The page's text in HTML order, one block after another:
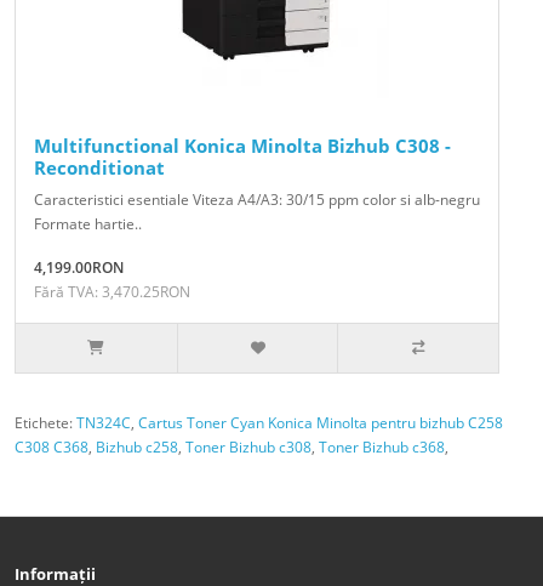
Multifunctional Konica Minolta Bizhub C308 -
Reconditionat
Caracteristici esentiale Viteza A4/A3: 30/15 ppm color si alb-negru
Formate hartie..
4,199.00RON
Fără TVA: 3,470.25RON
Etichete:TN324C, Cartus Toner Cyan Konica Minolta pentru bizhub C258
C308 C368, Bizhub c258, Toner Bizhub c308, Toner Bizhub c368,
Informații